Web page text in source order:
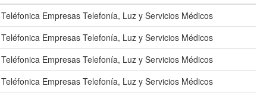
Empresas Telefonía, Luz y Servicios Médicos
Empresas Telefonía, Luz y Servicios Médicos
Empresas Telefonía, Luz y Servicios Médicos
Empresas Telefonía, Luz y Servicios Médicos